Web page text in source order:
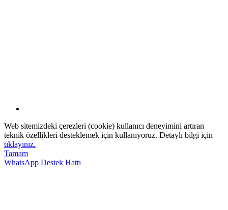
Web sitemizdeki çerezleri (cookie) kullanıcı deneyimini artıran
teknik özellikleri desteklemek için kullanıyoruz. Detaylı bilgi için
tıklayınız.
Tamam
WhatsApp Destek Hattı